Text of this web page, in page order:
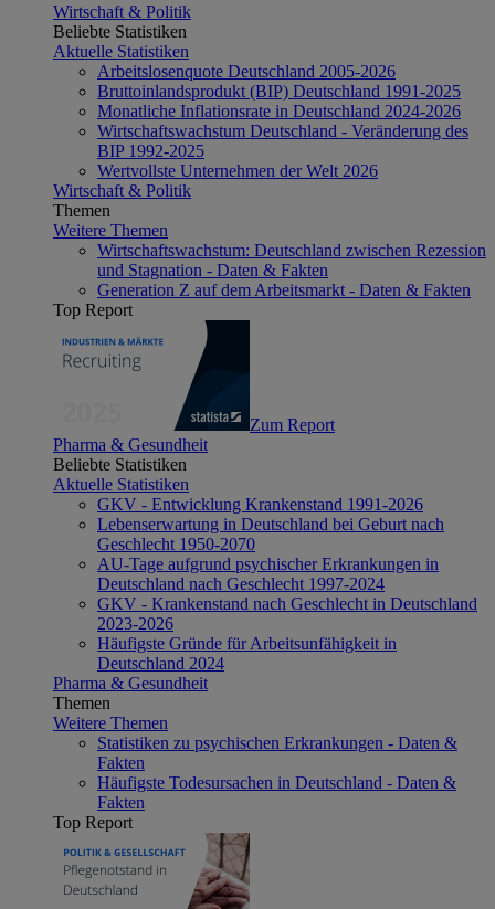
Wirtschaft & Politik
Beliebte Statistiken
Aktuelle Statistiken
Arbeitslosenquote Deutschland 2005-2026
Bruttoinlandsprodukt (BIP) Deutschland 1991-2025
Monatliche Inflationsrate in Deutschland 2024-2026
Wirtschaftswachstum Deutschland - Veränderung des
BIP 1992-2025
Wertvollste Unternehmen der Welt 2026
Wirtschaft & Politik
Themen
Weitere Themen
Wirtschaftswachstum: Deutschland zwischen Rezession
und Stagnation - Daten & Fakten
Generation Z auf dem Arbeitsmarkt - Daten & Fakten
Top Report
Zum Report
Pharma & Gesundheit
Beliebte Statistiken
Aktuelle Statistiken
GKV - Entwicklung Krankenstand 1991-2026
Lebenserwartung in Deutschland bei Geburt nach
Geschlecht 1950-2070
AU-Tage aufgrund psychischer Erkrankungen in
Deutschland nach Geschlecht 1997-2024
GKV - Krankenstand nach Geschlecht in Deutschland
2023-2026
Häufigste Gründe für Arbeitsunfähigkeit in
Deutschland 2024
Pharma & Gesundheit
Themen
Weitere Themen
Statistiken zu psychischen Erkrankungen - Daten &
Fakten
Häufigste Todesursachen in Deutschland - Daten &
Fakten
Top Report